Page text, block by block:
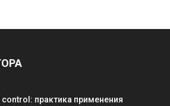
control: практика применения